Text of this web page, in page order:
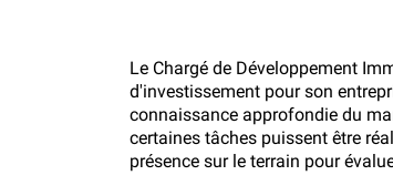
Le Chargé de Développement
d'investissement pour son
connaissance approfondie du
certaines tâches puissent être
présence sur le terrain pour